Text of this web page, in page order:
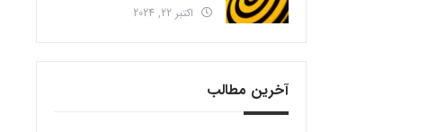
اکتبر 22, 2024
آخرین مطالب